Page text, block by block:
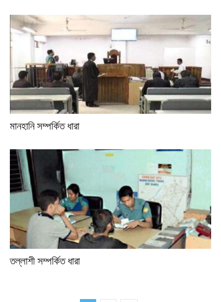
মানহানি সম্পর্কিত ধারা
তল্লাশী সম্পর্কিত ধারা